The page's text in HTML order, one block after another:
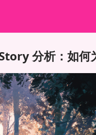
分析：如何